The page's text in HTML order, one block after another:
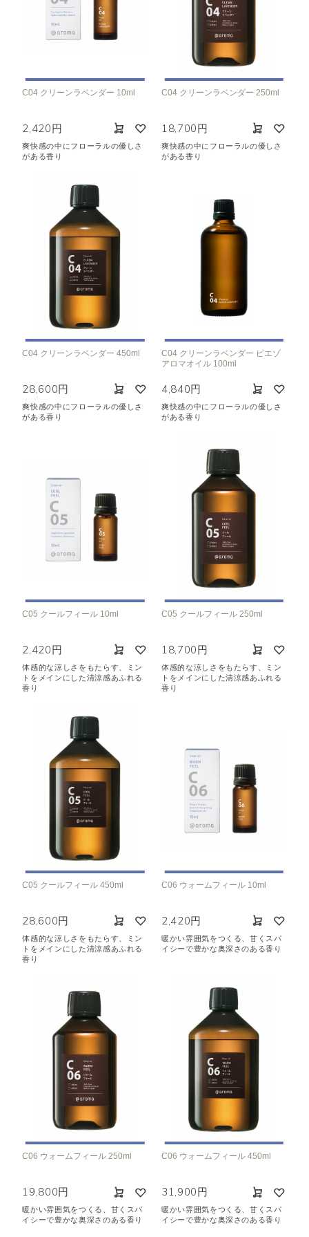
C04 クリーンラベンダー 10ml
2,420円
爽快感の中にフローラルの優しさ
がある香り
C04 クリーンラベンダー 250ml
18,700円
爽快感の中にフローラルの優しさ
がある香り
C04 クリーンラベンダー 450ml
28,600円
爽快感の中にフローラルの優しさ
がある香り
C04 クリーンラベンダー ピエゾ
アロマオイル 100ml
4,840円
爽快感の中にフローラルの優しさ
がある香り
C05 クールフィール 10ml
2,420円
体感的な涼しさをもたらす、ミン
トをメインにした清涼感あふれる
香り
C05 クールフィール 250ml
18,700円
体感的な涼しさをもたらす、ミン
トをメインにした清涼感あふれる
香り
C05 クールフィール 450ml
28,600円
体感的な涼しさをもたらす、ミン
トをメインにした清涼感あふれる
香り
C06 ウォームフィール 10ml
2,420円
暖かい雰囲気をつくる、甘くスパ
イシーで豊かな奥深さのある香り
C06 ウォームフィール 250ml
19,800円
暖かい雰囲気をつくる、甘くスパ
イシーで豊かな奥深さのある香り
C06 ウォームフィール 450ml
31,900円
暖かい雰囲気をつくる、甘くスパ
イシーで豊かな奥深さのある香り